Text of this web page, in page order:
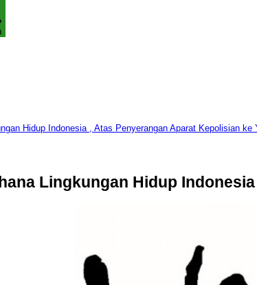
Hidup Indonesia , Atas Penyerangan Aparat Kepolisian ke
Lingkungan Hidup